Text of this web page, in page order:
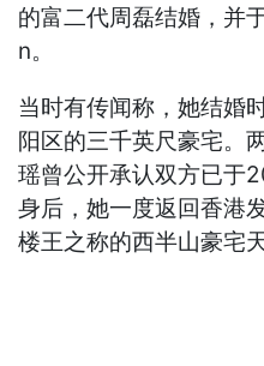
的富二代周磊结婚，并
n。
当时有传闻称，她结婚
阳区的三千英尺豪宅。
瑶曾公开承认双方已于
身后，她一度返回香港
楼王之称的西半山豪宅天